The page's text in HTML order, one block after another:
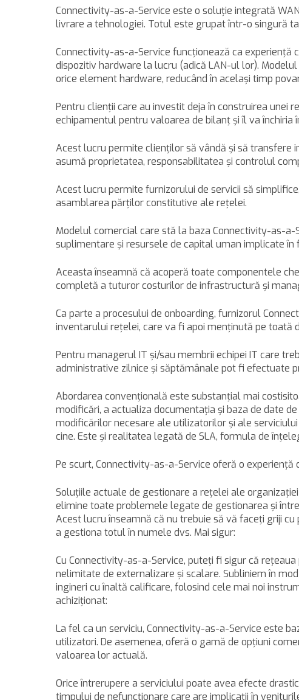
Connectivity-as-a-Service este o soluţie integrată
livrare a tehnologiei. Totul este grupat într-o singură
Connectivity-as-a-Service funcţionează ca experienţă
dispozitiv hardware la lucru (adică LAN-ul lor).
orice element hardware, reducând în acelaşi timp
Pentru clienţii care au investit deja în construirea unei
echipamentul pentru valoarea de bilanţ şi îl va închiria
Acest lucru permite clienţilor să vândă şi să transfere
asumă proprietatea, responsabilitatea şi controlul
Acest lucru permite furnizorului de servicii să
asamblarea părţilor constitutive ale reţelei.
Modelul comercial care stă la baza Connectivity-as-
suplimentare şi resursele de capital uman implicate în
Aceasta înseamnă că acoperă toate componentele
completă a tuturor costurilor de infrastructură şi
Ca parte a procesului de onboarding, furnizorul
inventarului reţelei, care va fi apoi menţinută pe toată
Pentru managerul IT şi/sau membrii echipei IT care
administrative zilnice şi săptămânale pot fi efectuate
Abordarea convenţională este substanţial mai
modificări, a actualiza documentaţia şi baza de date
modificărilor necesare ale utilizatorilor şi ale
cine. Este şi realitatea legată de SLA, formula de
Pe scurt, Connectivity-as-a-Service oferă o
Soluţiile actuale de gestionare a reţelei ale
elimine toate problemele legate de gestionarea şi
Acest lucru înseamnă că nu trebuie să vă faceţi griji
a gestiona totul în numele dvs. Mai sigur:
Cu Connectivity-as-a-Service, puteţi fi sigur că
nelimitate de externalizare şi scalare. Subliniem în
ingineri cu înaltă calificare, folosind cele mai noi
achiziţionat:
La fel ca un serviciu, Connectivity-as-a-Service este
utilizatori. De asemenea, oferă o gamă de opţiuni
valoarea lor actuală.
Orice întrerupere a serviciului poate avea efecte
timpului de nefuncţionare care are implicaţii în